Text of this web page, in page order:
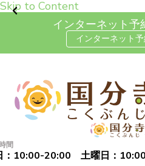
Skip to Content
インターネット予
インターネット
高松市で肩こり
経痛の整体な
「お体の不安を自信に変える」
骨院で
間
：10:00-20:00 土曜日：